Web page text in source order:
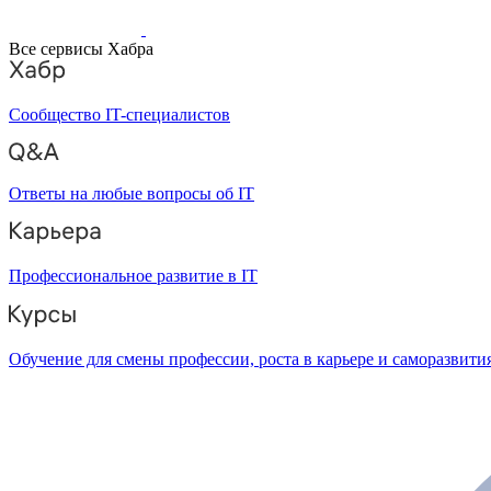
Все сервисы Хабра
Сообщество IT-специалистов
Ответы на любые вопросы об IT
Профессиональное развитие в IT
Обучение для смены профессии, роста в карьере и